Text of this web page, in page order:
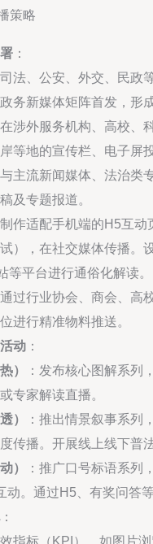
策略
：
司法、公安、外交、民政
务新媒体矩阵首发，形
在涉外服务机构、高校、
等地的宣传栏、电子屏投
主流新闻媒体、法治类
及专题报道。
制作适配手机端的H5互
），在社交媒体传播。
等平台进行通俗化解读。
通过行业协会、商会、高
进行精准物料推送。
动 ：
）
：发布核心图解系列
专家解读直播。
）
：推出情景叙事系列
传播。开展线上线下普
）
：推广口号标语系列
动。通过H5、有奖问答
：
指标（KPI），如图片